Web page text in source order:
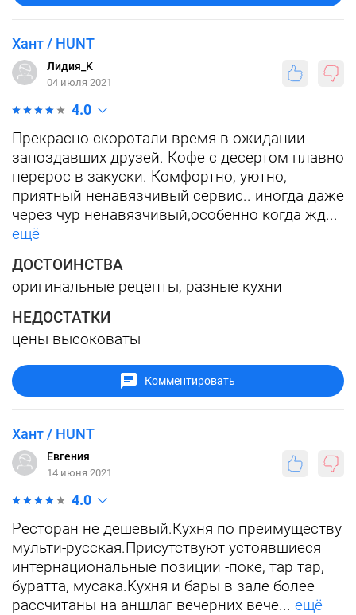
Хант / HUNT
Лидия_K
04 июля 2021
4.0
Прекрасно скоротали время в ожидании
запоздавших друзей. Кофе с десертом плавно
перерос в закуски. Комфортно, уютно,
приятный ненавязчивый сервис.. иногда даже
через чур ненавязчивый,особенно когда жд...
ещё
ДОСТОИНСТВА
оригинальные рецепты, разные кухни
НЕДОСТАТКИ
цены высоковаты
Комментировать
Хант / HUNT
Евгения
14 июня 2021
4.0
Ресторан не дешевый.Кухня по преимуществу
мульти-русская.Присутствуют устоявшиеся
интернациональные позиции -поке, тар тар,
буратта, мусака.Кухня и бары в зале более
рассчитаны на аншлаг вечерних вече... ещё